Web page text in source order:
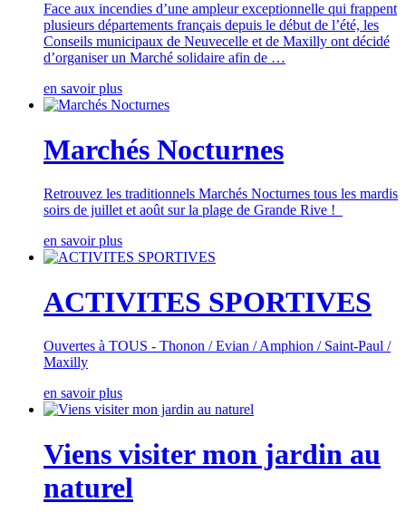
Face aux incendies d’une ampleur exceptionnelle qui frappent
plusieurs départements français depuis le début de l’été, les
Conseils municipaux de Neuvecelle et de Maxilly ont décidé
d’organiser un Marché solidaire afin de …
en savoir plus
Marchés Nocturnes
Retrouvez les traditionnels Marchés Nocturnes tous les mardis
soirs de juillet et août sur la plage de Grande Rive !
en savoir plus
ACTIVITES SPORTIVES
Ouvertes à TOUS - Thonon / Evian / Amphion / Saint-Paul /
Maxilly
en savoir plus
Viens visiter mon jardin au
naturel